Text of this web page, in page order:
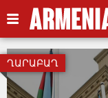
ՂԱՐԱԲԱՂ